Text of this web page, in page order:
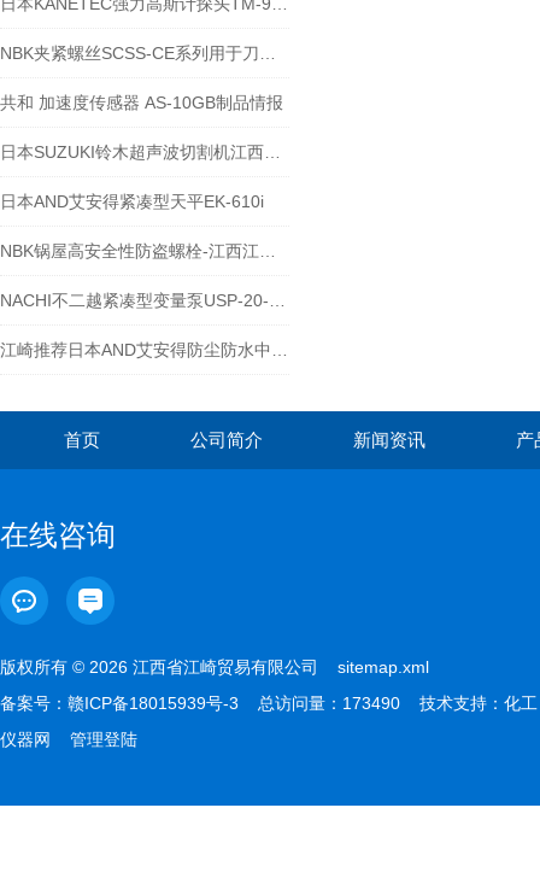
共和 加速度传感器 AS-10GB制品情报
日本AND艾安得紧凑型天平EK-610i
首页 公司简介 新闻资讯 产
在线咨询
版权所有 © 2026 江西省江崎贸易有限公司 sitemap.xml
备案号： 赣ICP备18015939号-3 总访问量：173490 技术支持： 化工
仪器网
管理登陆